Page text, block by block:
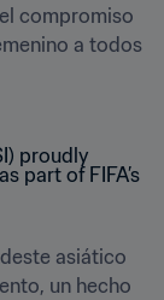
compromiso
a todos
asiático
un hecho